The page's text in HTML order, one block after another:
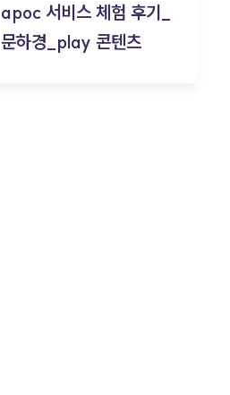
apoc 서비스 체험 후기_
문하경_play 콘텐츠